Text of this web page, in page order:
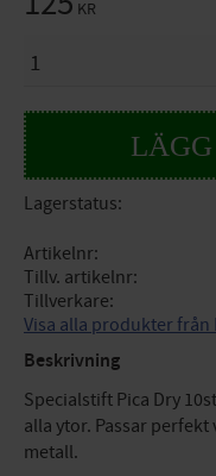
KR
Lagerstatus
Artikelnr
Tillv. artikelnr
Tillverkare
Visa alla produkter från
Beskrivning
Specialstift Pica Dry
alla ytor. Passar
metall.